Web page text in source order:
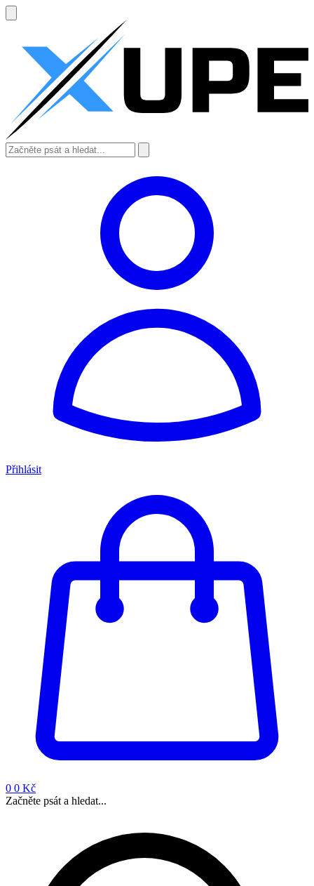
Přihlásit
0 0 Kč
Začněte psát a hledat...